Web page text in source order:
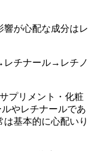
が心配な成分はレ
レチナール→レチノ
プリメント・化粧
やレチナールであ
基本的に心配いり